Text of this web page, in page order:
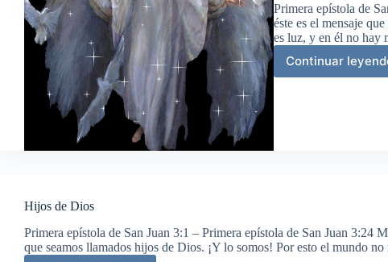
Primera epístola de
éste es el mensaje
es luz, y en él no hay
ContinuarDios
Hijos de Dios
Primera epístola de San Juan 3:1 – Primera epístola de San Juan 3:24
que seamos llamados hijos de Dios. ¡Y lo somos! Por esto el mundo